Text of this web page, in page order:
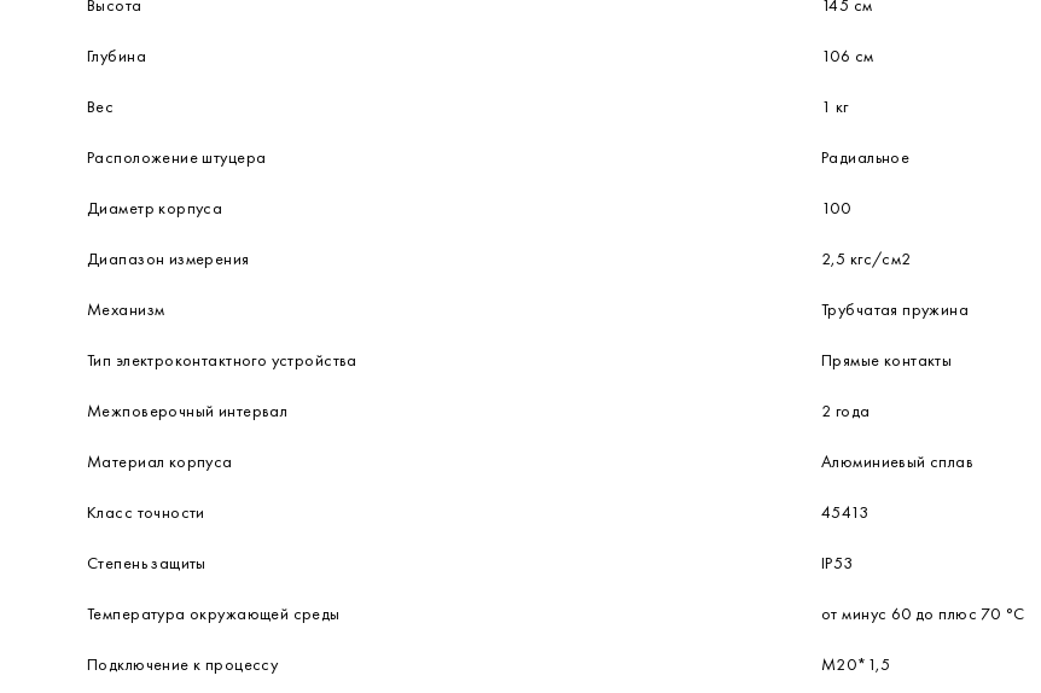
Высота 145 см
Глубина 106 см
Вес 1 кг
Расположение штуцера Радиальное
Диаметр корпуса 100
Диапазон измерения 2,5 кгс/см2
Механизм Трубчатая пружина
Тип электроконтактного устройства Прямые контакты
Межповерочный интервал 2 года
Материал корпуса Алюминиевый сплав
Класс точности 45413
Степень защиты IP53
Температура окружающей среды от минус 60 до плюс 70 °С
Подключение к процессу М20*1,5